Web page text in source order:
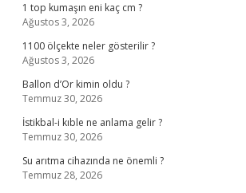
1 top kumaşın eni kaç cm ?
Ağustos 3, 2026
1100 ölçekte neler gösterilir ?
Ağustos 3, 2026
Ballon d’Or kimin oldu ?
Temmuz 30, 2026
İstikbal-i kıble ne anlama gelir ?
Temmuz 30, 2026
Su arıtma cihazında ne önemli ?
Temmuz 28, 2026